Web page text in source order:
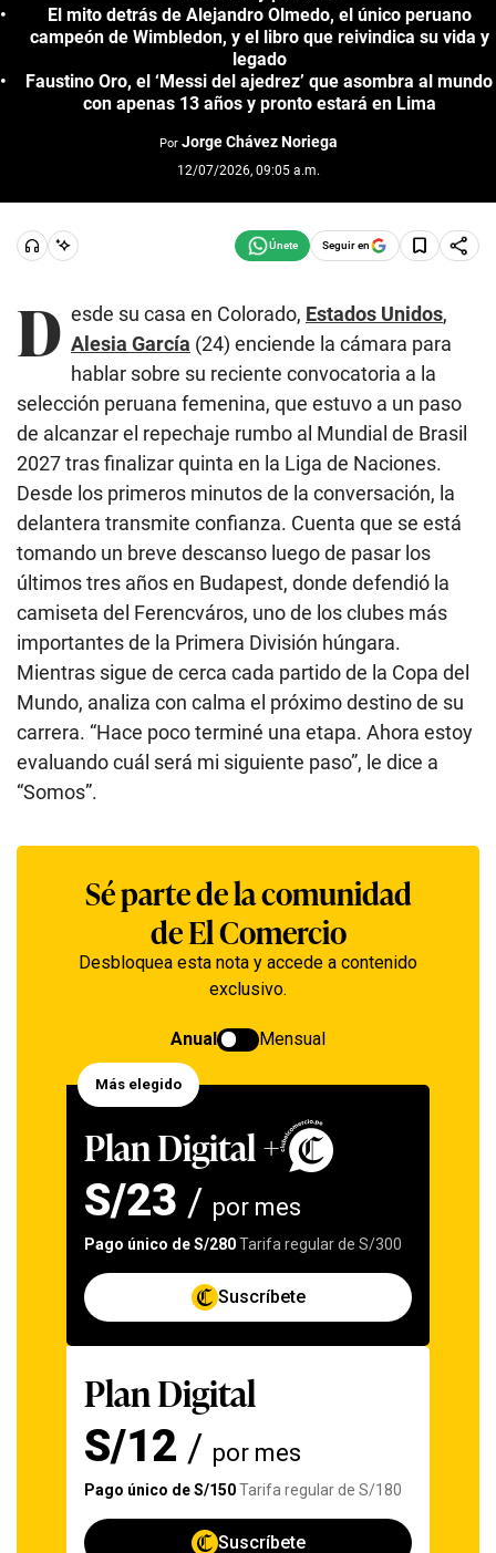
El mito detrás de Alejandro Olmedo, el único peruano
campeón de Wimbledon, y el libro que reivindica su vida y
legado
Faustino Oro, el ‘Messi del ajedrez’ que asombra al mundo
con apenas 13 años y pronto estará en Lima
Por Jorge Chávez Noriega
12/07/2026, 09:05 a.m.
Seguir en
D esde su casa en Colorado, Estados Unidos,
Alesia García (24) enciende la cámara para
hablar sobre su reciente convocatoria a la
selección peruana femenina, que estuvo a un paso
de alcanzar el repechaje rumbo al Mundial de Brasil
2027 tras finalizar quinta en la Liga de Naciones.
Desde los primeros minutos de la conversación, la
delantera transmite confianza. Cuenta que se está
tomando un breve descanso luego de pasar los
últimos tres años en Budapest, donde defendió la
camiseta del Ferencváros, uno de los clubes más
importantes de la Primera División húngara.
Mientras sigue de cerca cada partido de la Copa del
Mundo, analiza con calma el próximo destino de su
carrera. “Hace poco terminé una etapa. Ahora estoy
evaluando cuál será mi siguiente paso”, le dice a
“Somos”.